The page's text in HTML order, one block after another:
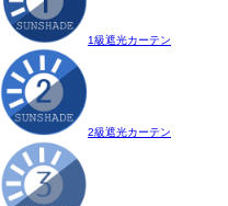
1級遮光カーテン
2級遮光カーテン